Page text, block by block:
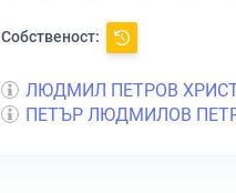
Собственост:
ЛЮДМИЛ ПЕТРОВ
ПЕТЪР ЛЮДМИЛОВ